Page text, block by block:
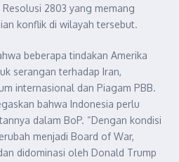
2803 yang memang
konflik di wilayah tersebut.
beberapa tindakan Amerika
serangan terhadap Iran,
internasional dan Piagam PBB.
bahwa Indonesia perlu
dalam BoP. “Dengan kondisi
menjadi Board of War,
didominasi oleh Donald Trump